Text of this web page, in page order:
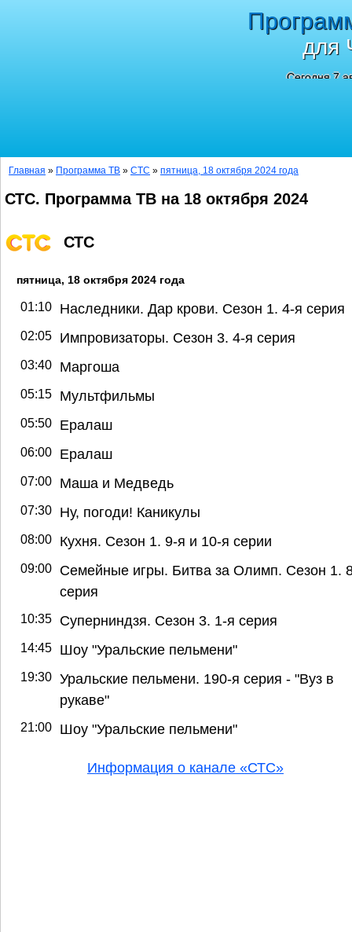
для
Сегодня 7
Главная » Программа ТВ » СТС » пятница, 18 октября 2024 года
СТС. Программа ТВ на 18 октября 2024
СТС
пятница, 18 октября 2024 года
01:10 Наследники. Дар крови. Сезон 1. 4-я серия
02:05 Импровизаторы. Сезон 3. 4-я серия
03:40 Маргоша
05:15 Мультфильмы
05:50 Ералаш
06:00 Ералаш
07:00 Маша и Медведь
07:30 Ну, погоди! Каникулы
08:00 Кухня. Сезон 1. 9-я и 10-я серии
09:00
Семейные игры. Битва за Олимп. Сезон 1.
серия
10:35 Суперниндзя. Сезон 3. 1-я серия
14:45 Шоу "Уральские пельмени"
19:30 Уральские пельмени. 190-я серия - "Вуз в
рукаве"
21:00 Шоу "Уральские пельмени"
Информация о канале «СТС»